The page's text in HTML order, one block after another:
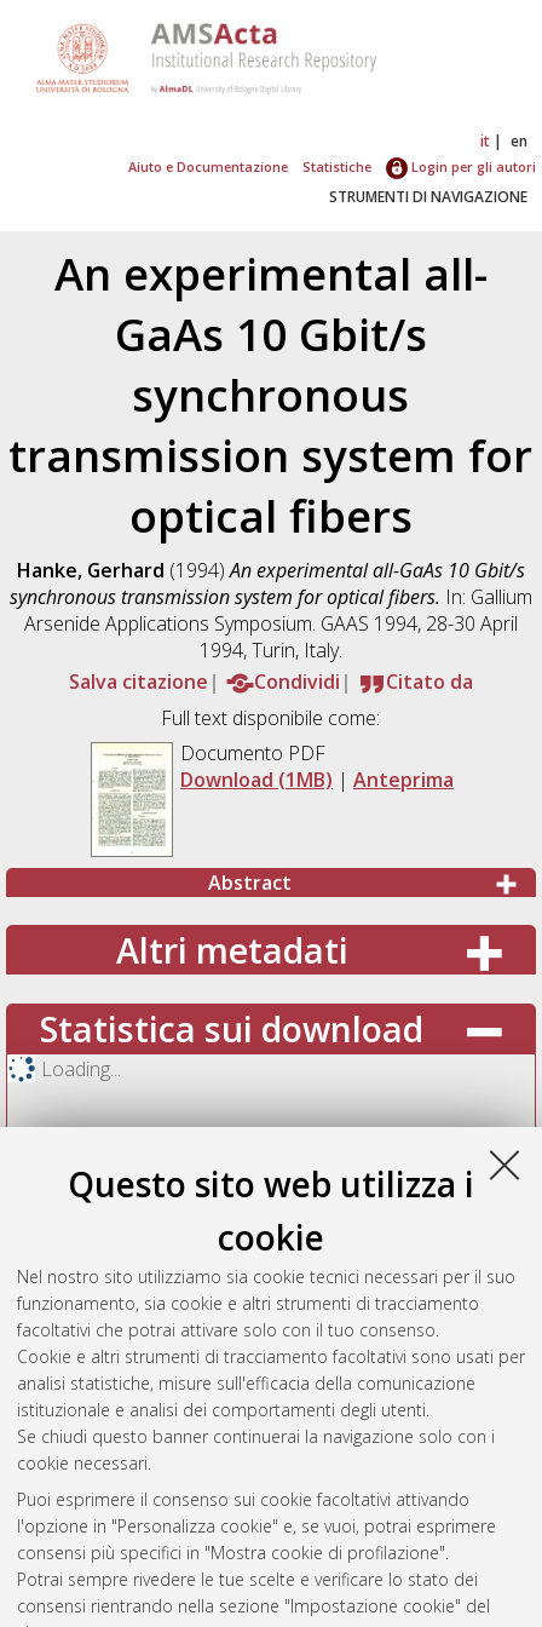
Questo sito web utilizza i
cookie
Nel nostro sito utilizziamo sia cookie tecnici necessari per il suo
funzionamento, sia cookie e altri strumenti di tracciamento
facoltativi che potrai attivare solo con il tuo consenso.
Cookie e altri strumenti di tracciamento facoltativi sono usati per
analisi statistiche, misure sull'efficacia della comunicazione
istituzionale e analisi dei comportamenti degli utenti.
Se chiudi questo banner continuerai la navigazione solo con i
cookie necessari.
Puoi esprimere il consenso sui cookie facoltativi attivando
l'opzione in "Personalizza cookie" e, se vuoi, potrai esprimere
consensi più specifici in "Mostra cookie di profilazione".
Potrai sempre rivedere le tue scelte e verificare lo stato dei
consensi rientrando nella sezione "Impostazione cookie" del
it en
Aiuto e Documentazione Statistiche Login per gli autori
STRUMENTI DI NAVIGAZIONE
An experimental all-
GaAs 10 Gbit/s
synchronous
transmission system for
optical fibers
Hanke, Gerhard (1994)An experimental all-GaAs 10 Gbit/s
synchronous transmission system for optical fibers. In: Gallium
Arsenide Applications Symposium. GAAS 1994, 28-30 April
1994, Turin, Italy.
Salva citazione
Condividi
Citato da
Full text disponibile come:
Documento PDF
Download (1MB) | Anteprima
Abstract
Altri metadati
Statistica sui download
Loading...
Vedi altre statistiche
Gestione del documento:
Atom
Rss
AMS Acta
ISSN: 2038-7954
re3data.org -
doi.org/10.17616/R3P19R
Servizio implementato e